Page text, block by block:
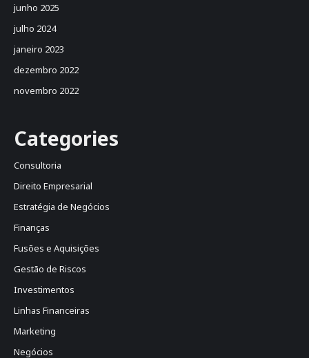
junho 2025
julho 2024
janeiro 2023
dezembro 2022
novembro 2022
Categories
Consultoria
Direito Empresarial
Estratégia de Negócios
Finanças
Fusões e Aquisições
Gestão de Riscos
Investimentos
Linhas Financeiras
Marketing
Negócios